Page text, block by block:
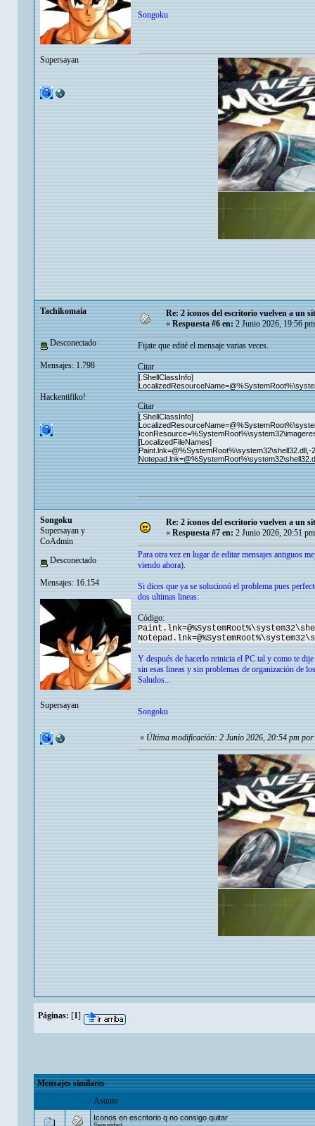
Supersayan
Songoku
Tachikomaia
Desconectado
Mensajes: 1.798
Hackentifiko!
Re: 2 íconos del escritorio vuelven a un
«Respuesta #6 en:2 Junio 2026, 19:56
Fijate que edité el mensaje varias veces.
Citar
[.ShellClassInfo]
Citar
[.ShellClassInfo]
[LocalizedFileNames]
Paint.lnk=@%SystemRoot%\system32\shell32.dll,-
Songoku
Supersayan y
CoAdmin
Desconectado
Mensajes: 16.154
Supersayan
Re: 2 íconos del escritorio vuelven a un
« Respuesta #7 en: 2 Junio 2026, 20:51
Para otra vez en lugar de editar mensajes antiguos
viendo ahora).
Si dices que ya se solucionó el problema pues
dos ultimas lineas:
Código:
Y después de hacerlo reinicia el PC tal y como te
sin esas lineas y sin problemas de organización de
Saludos...
Songoku
« Última modificación: 2 Junio 2026, 20:54 pm por
Páginas: [1]
Mensajes similares
Asunto
Iconos en escritorio q no consigo quitar